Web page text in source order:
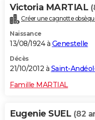
Victoria MARTIAL
Créer une cagnotte
Naissance
13/08/1924 à Genestelle
Décès
21/10/2012 à Saint-
Famille MARTIAL
Eugenie SUEL (82